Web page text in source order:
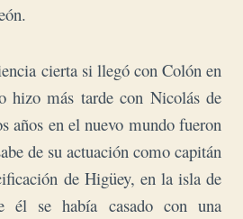
cierta si llegó con Colón en
hizo más tarde con Nicolás de
años en el nuevo mundo fueron
de su actuación como capitán
de Higüey, en la isla de
él se había casado con una